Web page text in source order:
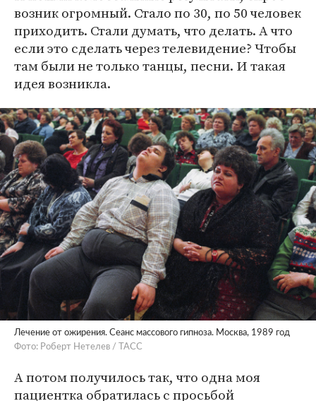
возник огромный. Стало по 30, по 50 человек
приходить. Стали думать, что делать. А что
если это сделать через телевидение? Чтобы
там были не только танцы, песни. И такая
идея возникла.
Лечение от ожирения. Сеанс массового гипноза. Москва, 1989 год
Фото: Роберт Нетелев / ТАСС
А потом получилось так, что одна моя
пациентка обратилась с просьбой